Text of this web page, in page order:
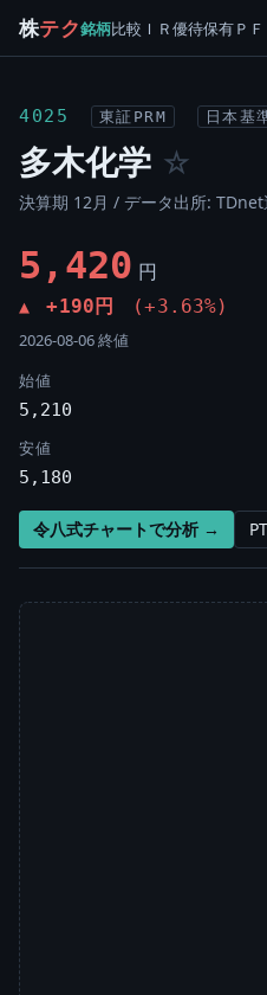
株テク銘柄比較 ＩＲ優待保有ＰＦ
4025 東証PRM 日本基
多木化学 ☆
決算期 12月 / データ出所: TDnet
5,420 円
▲ +190円 (+3.63%)
2026-08-06 終値
始値
5,210
安値
5,180
令八式チャートで分析 →